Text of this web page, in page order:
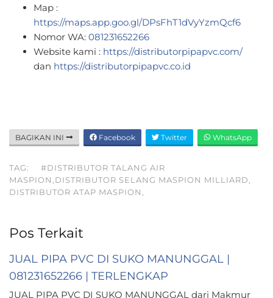
Map :
https://maps.app.goo.gl/DPsFhT1dVyYzmQcf6
Nomor WA: 081231652266
Website kami : https://distributorpipapvc.com/
dan https://distributorpipapvc.co.id
BAGIKAN INI Facebook Twitter WhatsApp
TAG:
#DISTRIBUTOR TALANG AIR
MASPION,DISTRIBUTOR SELANG MASPION MILLIARD,
DISTRIBUTOR ATAP MASPION,
Pos Terkait
JUAL PIPA PVC DI SUKO MANUNGGAL |
081231652266 | TERLENGKAP
JUAL PIPA PVC DI SUKO MANUNGGAL dari Makmur